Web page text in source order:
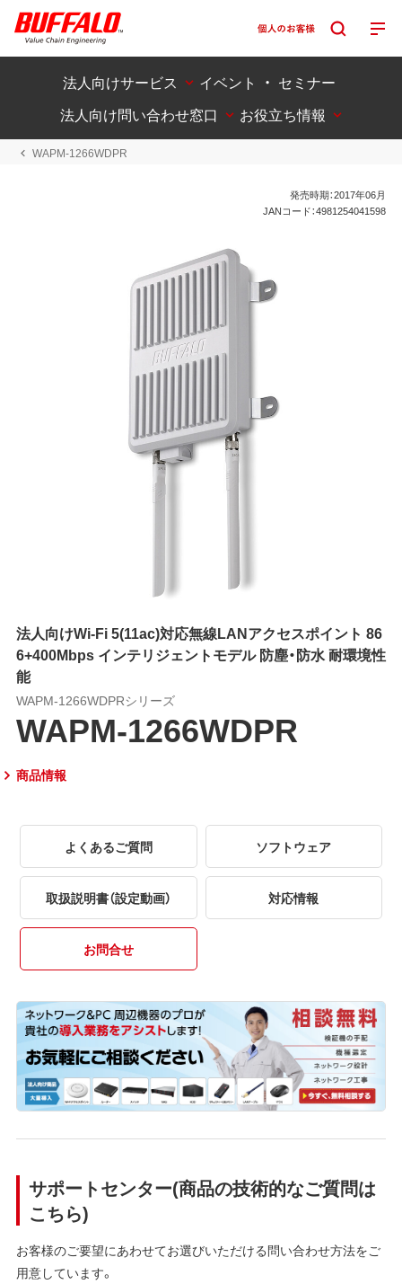
法人向けサービス
イベント ・ セミナー
法人向け問い合わせ窓口
お役立ち情報
WAPM-1266WDPR
発売時期：2017年06月
JANコード：4981254041598
法人向けWi-Fi 5(11ac)対応無線LANアクセスポイント 86
6+400Mbps インテリジェントモデル 防塵・防水 耐環境性
能
WAPM-1266WDPRシリーズ
WAPM-1266WDPR
商品情報
よくあるご質問 ソフトウェア
取扱説明書（設定動画） 対応情報
お問合せ
サポートセンター(商品の技術的なご質問は
こちら)
お客様のご要望にあわせてお選びいただける問い合わせ方法をご
用意しています。